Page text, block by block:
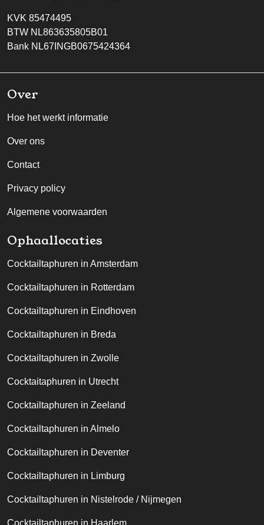
KVK 85474495
BTW NL863635805B01
Bank NL67INGB0675424364
Over
Hoe het werkt informatie
Over ons
Contact
Privacy policy
Algemene voorwaarden
Ophaallocaties
Cocktailtaphuren in Amsterdam
Cocktailtaphuren in Rotterdam
Cocktailtaphuren in Eindhoven
Cocktailtaphuren in Breda
Cocktailtaphuren in Zwolle
Cocktaitaphuren in Utrecht
Cocktailtaphuren in Zeeland
Cocktailtaphuren in Almelo
Cocktailtaphuren in Deventer
Cocktailtaphuren in Limburg
Cocktailtaphuren in Nistelrode / Nijmegen
Cocktailtaphuren in Haarlem